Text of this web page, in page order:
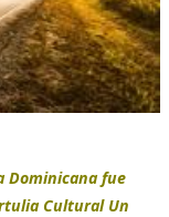
Dominicana fue
Cultural Un